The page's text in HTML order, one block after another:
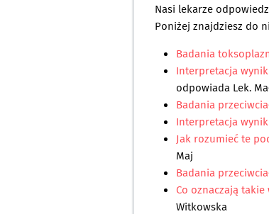
Nasi lekarze
Poniżej znajdziesz do
Badania
Interpretacja
odpowiada Lek.
Badania
Interpretacja
Jak rozumieć te
Maj
Badania
Co oznaczają
Witkowska